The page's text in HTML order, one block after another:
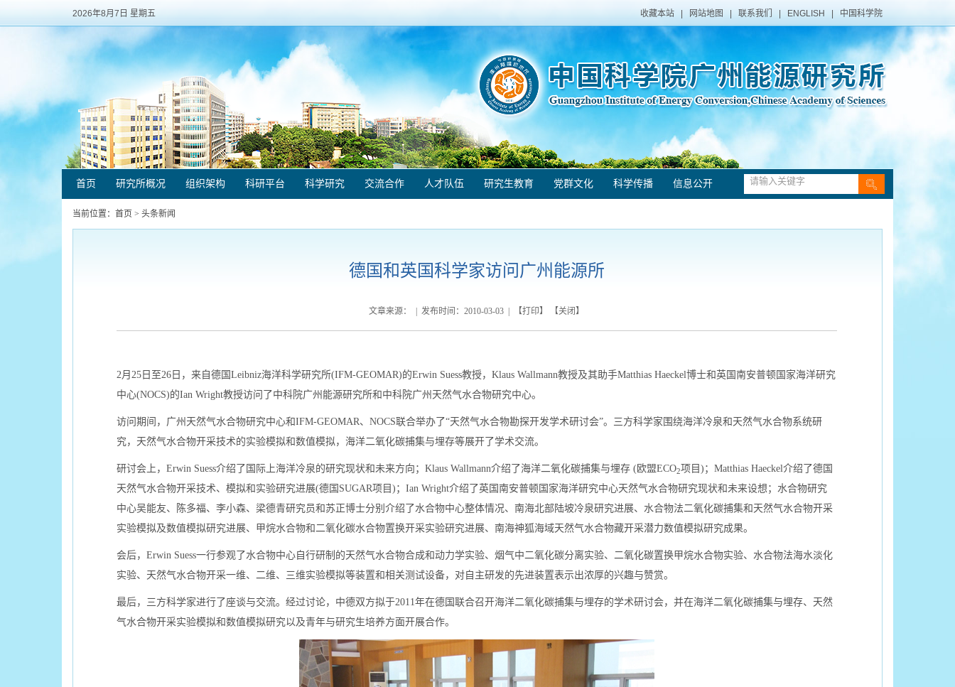
2026年8月7日 星期五 收藏本站 网站地图 联系我们 ENGLISH 中国科学院
首页 研究所概况 组织架构 科研平台 科学研究 交流合作 人才队伍 研究生教育 党群文化 科学传播 信息公开
当前位置： 首页 > 头条新闻
德国和英国科学家访问广州能源所
文章来源： | 发布时间：2010-03-03 | 【打印】 【关闭 】
2月25日至26日，来自德国Leibniz海洋科学研究所(IFM-GEOMAR)的Erwin Suess教授，Klaus Wallmann教授及其助手Matthias Haeckel博士和英国南安普顿国家海洋研究
中心(NOCS)的Ian Wright教授访问了中科院广州能源研究所和中科院广州天然气水合物研究中心。
访问期间，广州天然气水合物研究中心和IFM-GEOMAR、NOCS联合举办了“天然气水合物勘探开发学术研讨会”。三方科学家围绕海洋冷泉和天然气水合物系统研
究，天然气水合物开采技术的实验模拟和数值模拟，海洋二氧化碳捕集与埋存等展开了学术交流。
研讨会上，Erwin Suess介绍了国际上海洋冷泉的研究现状和未来方向；Klaus Wallmann介绍了海洋二氧化碳捕集与埋存 (欧盟ECO2项目)；Matthias Haeckel介绍了德国
天然气水合物开采技术、模拟和实验研究进展(德国SUGAR项目)；Ian Wright介绍了英国南安普顿国家海洋研究中心天然气水合物研究现状和未来设想；水合物研究
中心吴能友、陈多福、李小森、梁德青研究员和苏正博士分别介绍了水合物中心整体情况、南海北部陆坡冷泉研究进展、水合物法二氧化碳捕集和天然气水合物开采
实验模拟及数值模拟研究进展、甲烷水合物和二氧化碳水合物置换开采实验研究进展、南海神狐海域天然气水合物藏开采潜力数值模拟研究成果。
会后，Erwin Suess一行参观了水合物中心自行研制的天然气水合物合成和动力学实验、烟气中二氧化碳分离实验、二氧化碳置换甲烷水合物实验、水合物法海水淡化
实验、天然气水合物开采一维、二维、三维实验模拟等装置和相关测试设备，对自主研发的先进装置表示出浓厚的兴趣与赞赏。
最后，三方科学家进行了座谈与交流。经过讨论，中德双方拟于2011年在德国联合召开海洋二氧化碳捕集与埋存的学术研讨会，并在海洋二氧化碳捕集与埋存、天然
气水合物开采实验模拟和数值模拟研究以及青年与研究生培养方面开展合作。